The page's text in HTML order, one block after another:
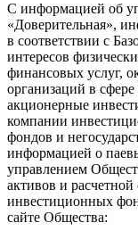
С информацией об
«Доверительная»,
в соответствии с
интересов
финансовых услуг,
организаций в
акционерные
компании
фондов и
информацией о
управлением
активов и
инвестиционных
сайте Общества: